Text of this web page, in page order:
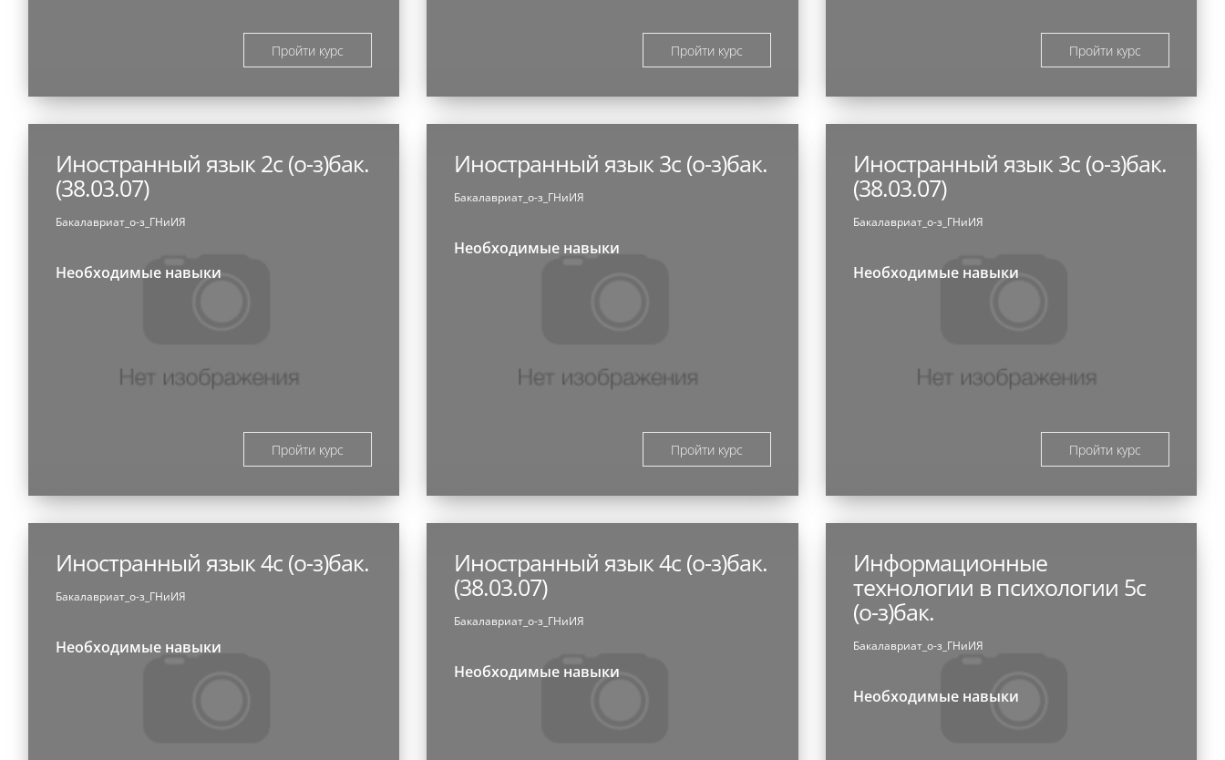
Пройти курс Пройти курс Пройти курс
Иностранный язык 2с (о-з)бак.
(38.03.07)
Бакалавриат_о-з_ГНиИЯ
Необходимые навыки
Пройти курс
Иностранный язык 3с (о-з)бак.
Бакалавриат_о-з_ГНиИЯ
Необходимые навыки
Пройти курс
Иностранный язык 3с (о-з)бак.
(38.03.07)
Бакалавриат_о-з_ГНиИЯ
Необходимые навыки
Пройти курс
Иностранный язык 4с (о-з)бак.
Бакалавриат_о-з_ГНиИЯ
Необходимые навыки
Иностранный язык 4с (о-з)бак.
(38.03.07)
Бакалавриат_о-з_ГНиИЯ
Необходимые навыки
Информационные
технологии в психологии 5с
(о-з)бак.
Бакалавриат_о-з_ГНиИЯ
Необходимые навыки